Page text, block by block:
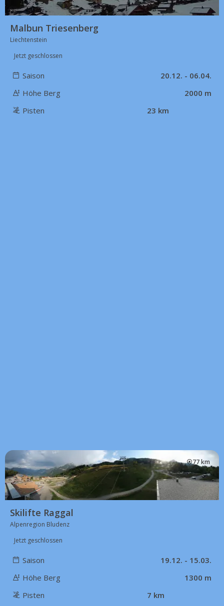
Malbun Triesenberg
Liechtenstein
Jetzt geschlossen
Saison
20.12. - 06.04.
Höhe Berg
2000 m
Pisten
23 km
77 km
Skilifte Raggal
Alpenregion Bludenz
Jetzt geschlossen
Saison
19.12. - 15.03.
Höhe Berg
1300 m
Pisten
7 km